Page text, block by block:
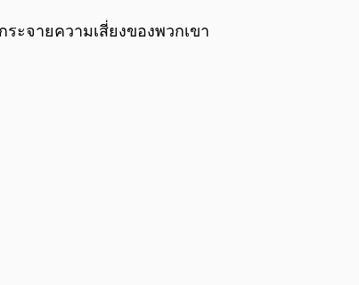
ะจายความเสี่ยงของพวกเขา